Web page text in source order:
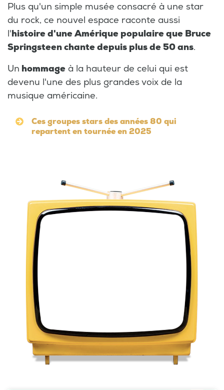
Plus qu'un simple musée consacré à une star
du rock, ce nouvel espace raconte aussi
l'histoire d'une Amérique populaire que Bruce
Springsteen chante depuis plus de 50 ans.
Un hommage à la hauteur de celui qui est
devenu l'une des plus grandes voix de la
musique américaine.
Ces groupes stars des années 80 qui
repartent en tournée en 2025